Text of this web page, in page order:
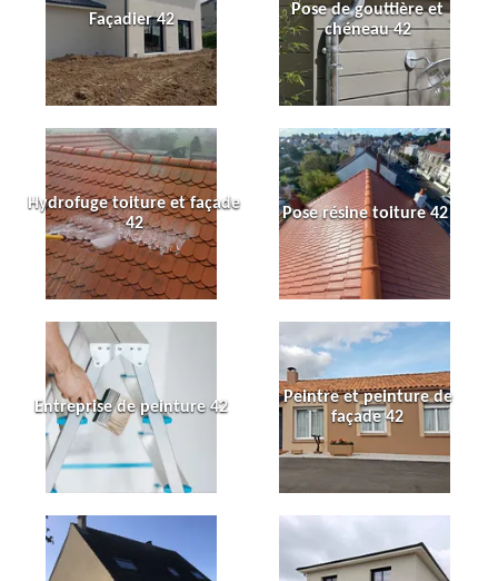
Façadier 42
Pose de gouttière et
chéneau 42
Hydrofuge toiture et façade
42
Pose résine toiture 42
Entreprise de peinture 42
Peintre et peinture de
façade 42